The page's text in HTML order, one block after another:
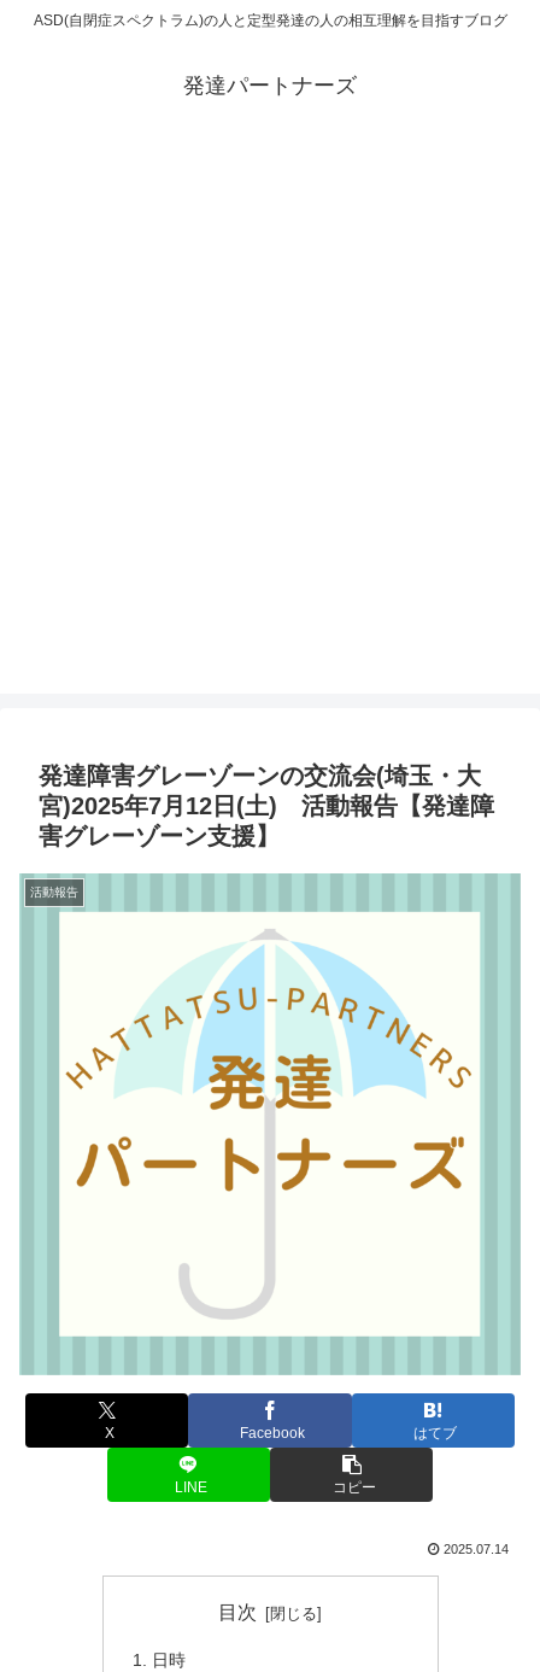
ASD(自閉症スペクトラム)の人と定型発達の人の相互理解を目指すブログ
発達パートナーズ
発達障害グレーゾーンの交流会(埼玉・大
宮)2025年7月12日(土) 活動報告【発達障
害グレーゾーン支援】
活動報告
X Facebook はてブ
LINE コピー
2025.07.14
目次
日時